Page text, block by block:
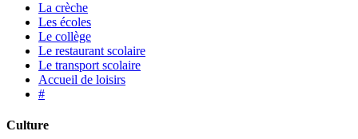
La crèche
Les écoles
Le collège
Le restaurant scolaire
Le transport scolaire
Accueil de loisirs
#
Culture